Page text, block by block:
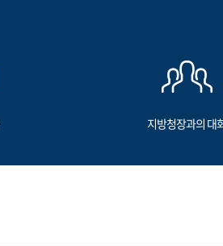
지방청장과의 대